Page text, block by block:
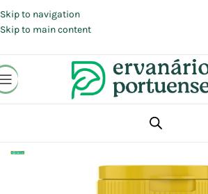
Skip to navigation
Skip to main content
Suplementos alimentares